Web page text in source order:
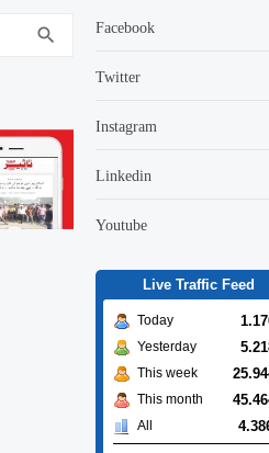
search SEARCHFacebook
Twitter
Instagram
Linkedin
Youtube
Live Traffic Feed
Today
Yesterday
This week
This month
All